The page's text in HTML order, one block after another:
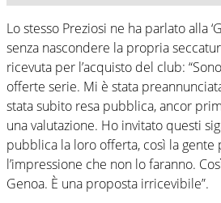
Lo stesso Preziosi ne ha parlato alla
senza nascondere la propria
ricevuta per l’acquisto del club:
offerte serie. Mi è stata
stata subito resa pubblica, ancor
una valutazione. Ho invitato questi
pubblica la loro offerta, così la gente
l’impressione che non lo faranno.
Genoa. È una proposta irricevibile”.